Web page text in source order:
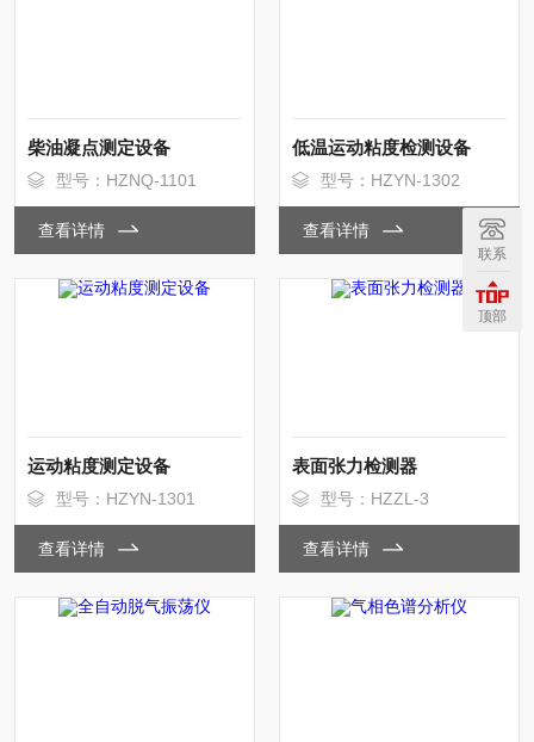
柴油凝点测定设备
型号：HZNQ-1101
查看详情
低温运动粘度检测设备
型号：HZYN-1302
查看详情
运动粘度测定设备
型号：HZYN-1301
查看详情
表面张力检测器
型号：HZZL-3
查看详情
联系
顶部